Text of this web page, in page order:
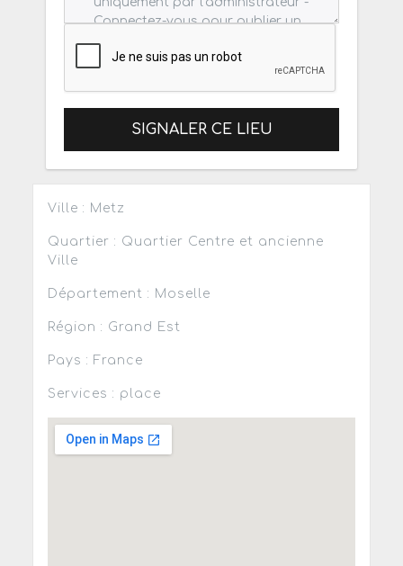
SIGNALER CE LIEU
Ville : Metz
Quartier : Quartier Centre et ancienne
Ville
Département : Moselle
Région : Grand Est
Pays : France
Services : place